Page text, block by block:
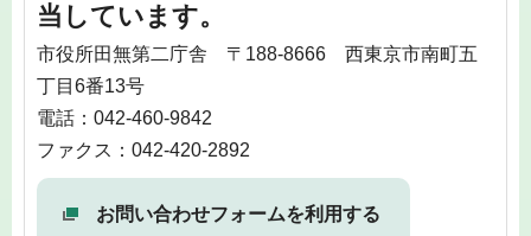
当しています。
市役所田無第二庁舎 〒188-8666 西東京市南町五
丁目6番13号
電話：042-460-9842
ファクス：042-420-2892
お問い合わせフォームを利用する